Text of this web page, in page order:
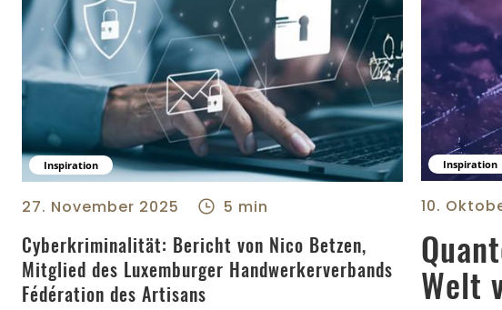
Inspiration
27. November 2025 5 min
Cyberkriminalität: Bericht von Nico Betzen,
Mitglied des Luxemburger Handwerkerverbands
Fédération des Artisans
Inspiration
10.
Welt